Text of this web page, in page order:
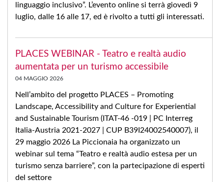
linguaggio inclusivo”. L’evento online si terrà giovedì 9
luglio, dalle 16 alle 17, ed è rivolto a tutti gli interessati.
PLACES WEBINAR - Teatro e realtà audio
aumentata per un turismo accessibile
04 MAGGIO 2026
Nell’ambito del progetto PLACES – Promoting
Landscape, Accessibility and Culture for Experiential
and Sustainable Tourism (ITAT-46 -019 | PC Interreg
Italia-Austria 2021-2027 | CUP B39I24002540007), il
29 maggio 2026 La Piccionaia ha organizzato un
webinar sul tema “Teatro e realtà audio estesa per un
turismo senza barriere”, con la partecipazione di esperti
del settore